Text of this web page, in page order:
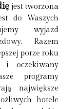
jest tworzona
do Waszych
wyjazd
Razem
porze roku
i oczekiwany
programy
największe
hotele